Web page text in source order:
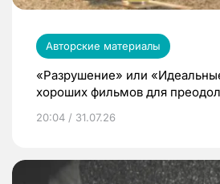
Авторские материалы
«Разрушение» или
хороших фильмов для
20:04 / 31.07.26